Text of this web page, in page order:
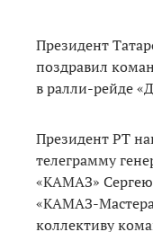
Президент
поздравил
в ралли-рейде
Президент РТ
телеграмму
«КАМАЗ» Сергею
«КАМАЗ-
коллективу